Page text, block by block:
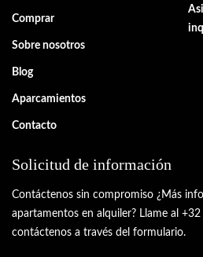
Comprar
Sobre nosotros
Blog
Aparcamientos
Contacto
Solicitud de información
Contáctenos sin compromiso ¿Más
apartamentos en alquiler? Llame al
contáctenos a través del formulario.